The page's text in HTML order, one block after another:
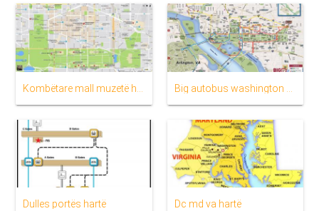
Dulles portës hartë Dc md va hartë